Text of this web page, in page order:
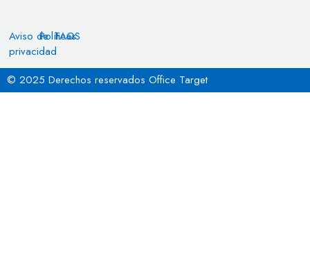
Aviso de
privacidad
Políticas
FAQS
© 2025 Derechos reservados Office Target